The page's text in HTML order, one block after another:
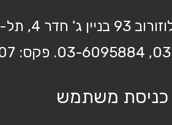
ג' חדר 4, תל-אביב
כניסת משתמש